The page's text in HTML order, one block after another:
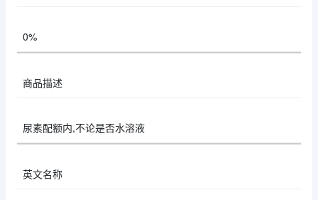
0%
商品描述
尿素配额内,不论是否水溶液
英文名称